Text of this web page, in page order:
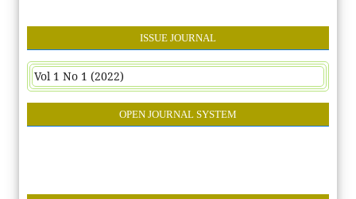
ISSUE JOURNAL
Vol 1 No 1 (2022)
OPEN JOURNAL SYSTEM